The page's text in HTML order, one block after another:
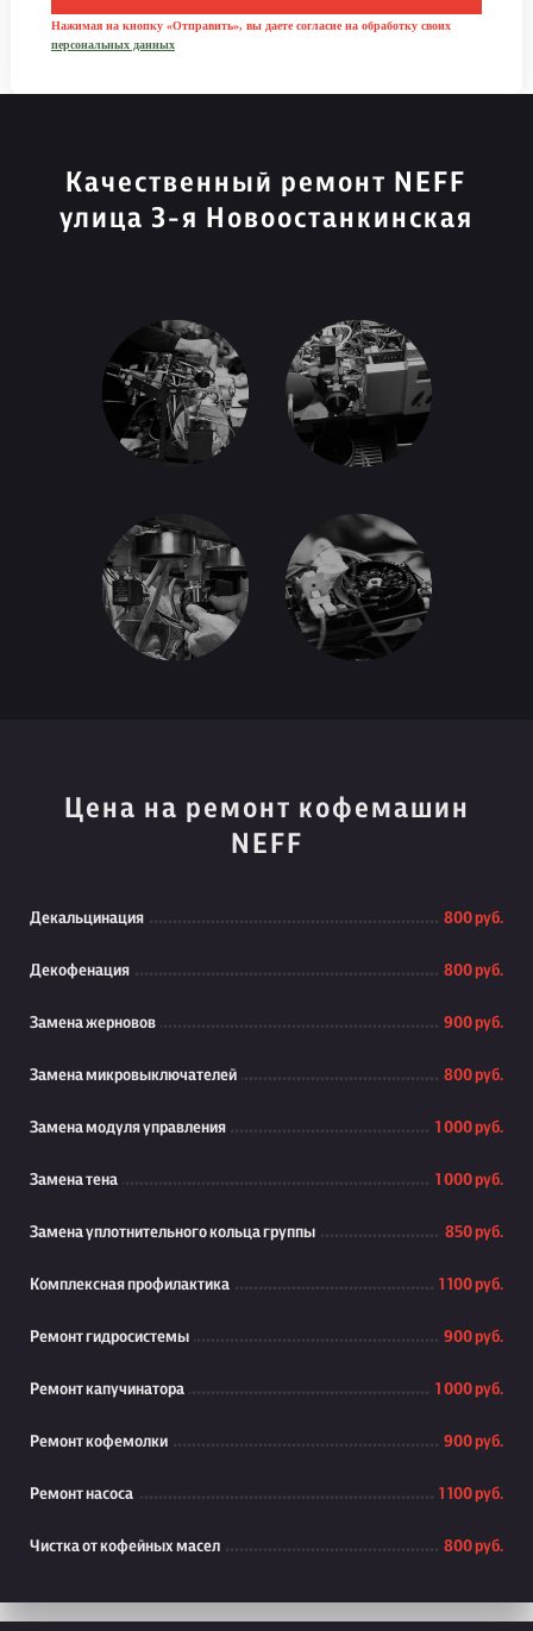
Нажимая на кнопку «Отправить», вы даете согласие на обработку своих
персональных данных
Качественный ремонт NEFF
улица 3-я Новоостанкинская
Цена на ремонт кофемашин
NEFF
Декальцинация 800 руб.
Декофенация 800 руб.
Замена жерновов 900 руб.
Замена микровыключателей 800 руб.
Замена модуля управления 1 000 руб.
Замена тена 1 000 руб.
Замена уплотнительного кольца группы 850 руб.
Комплексная профилактика 1 100 руб.
Ремонт гидросистемы 900 руб.
Ремонт капучинатора 1 000 руб.
Ремонт кофемолки 900 руб.
Ремонт насоса 1 100 руб.
Чистка от кофейных масел 800 руб.